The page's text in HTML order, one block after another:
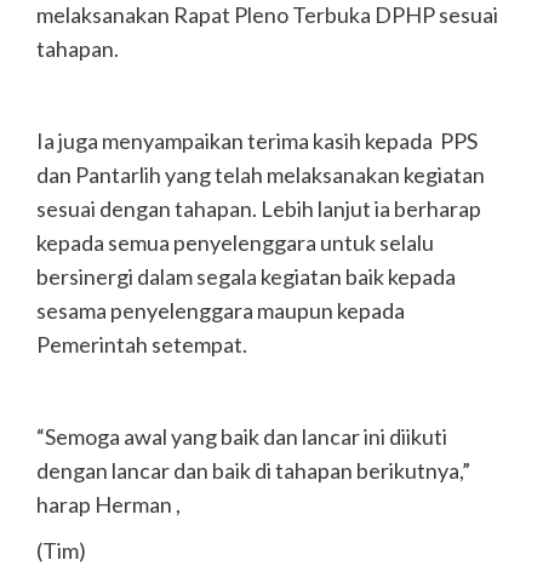
melaksanakan Rapat Pleno Terbuka DPHP sesuai
tahapan.
Ia juga menyampaikan terima kasih kepada PPS
dan Pantarlih yang telah melaksanakan kegiatan
sesuai dengan tahapan. Lebih lanjut ia berharap
kepada semua penyelenggara untuk selalu
bersinergi dalam segala kegiatan baik kepada
sesama penyelenggara maupun kepada
Pemerintah setempat.
“Semoga awal yang baik dan lancar ini diikuti
dengan lancar dan baik di tahapan berikutnya,”
harap Herman ,
(Tim)